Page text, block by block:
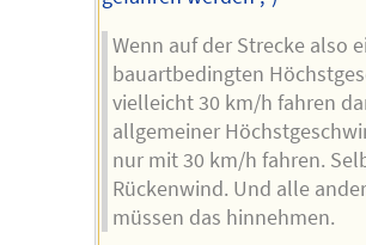
Wenn auf der Strecke also
bauartbedingten
vielleicht 30 km/h fahren
allgemeiner
nur mit 30 km/h fahren.
Rückenwind. Und alle
müssen das hinnehmen.